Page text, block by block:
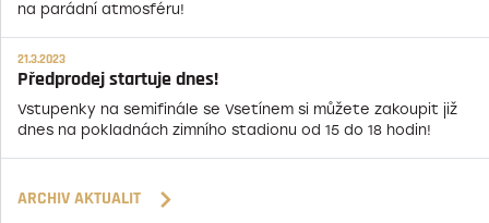
na parádní atmosféru!
21.3.2023
Předprodej startuje dnes!
Vstupenky na semifinále se Vsetínem si můžete zakoupit již
dnes na pokladnách zimního stadionu od 15 do 18 hodin!
ARCHIV AKTUALIT